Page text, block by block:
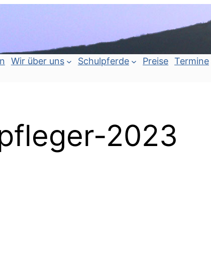
Wir über uns Schulpferde Preise Termine
2023